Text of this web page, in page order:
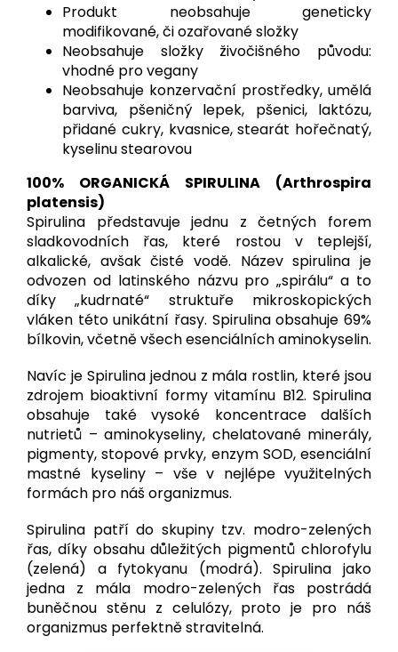
Produkt neobsahuje geneticky
modifikované, či ozařované složky
Neobsahuje složky živočišného původu:
vhodné pro vegany
Neobsahuje konzervační prostředky, umělá
barviva, pšeničný lepek, pšenici, laktózu,
přidané cukry, kvasnice, stearát hořečnatý,
kyselinu stearovou
100% ORGANICKÁ SPIRULINA (Arthrospira
platensis)
Spirulina představuje jednu z četných forem
sladkovodních řas, které rostou v teplejší,
alkalické, avšak čisté vodě. Název spirulina je
odvozen od latinského názvu pro „spirálu“ a to
díky „kudrnaté“ struktuře mikroskopických
vláken této unikátní řasy. Spirulina obsahuje 69%
bílkovin, včetně všech esenciálních aminokyselin.
Navíc je Spirulina jednou z mála rostlin, které jsou
zdrojem bioaktivní formy vitamínu B12. Spirulina
obsahuje také vysoké koncentrace dalších
nutrietů – aminokyseliny, chelatované minerály,
pigmenty, stopové prvky, enzym SOD, esenciální
mastné kyseliny – vše v nejlépe využitelných
formách pro náš organizmus.
Spirulina patří do skupiny tzv. modro-zelených
řas, díky obsahu důležitých pigmentů chlorofylu
(zelená) a fytokyanu (modrá). Spirulina jako
jedna z mála modro-zelených řas postrádá
buněčnou stěnu z celulózy, proto je pro náš
organizmus perfektně stravitelná.